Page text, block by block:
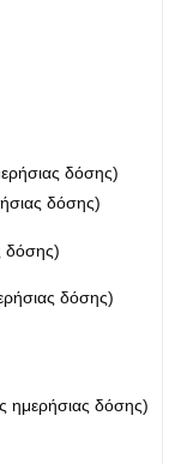
δόσης)
δόσης)
δόσης)
δόσης)
ημερήσιας δόσης)